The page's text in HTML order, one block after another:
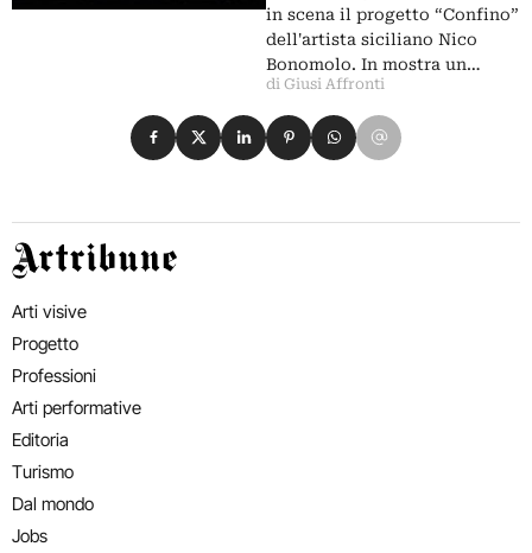
in scena il progetto “Confino”
dell'artista siciliano Nico
Bonomolo. In mostra un…
di Giusi Affronti
Condividi su Facebook
Condividi su X
Condividi su LinkedIn
Condividi su Pinterest
Condividi su WhatsApp
Condividi su Email
Artribune
Arti visive
Progetto
Professioni
Arti performative
Editoria
Turismo
Dal mondo
Jobs